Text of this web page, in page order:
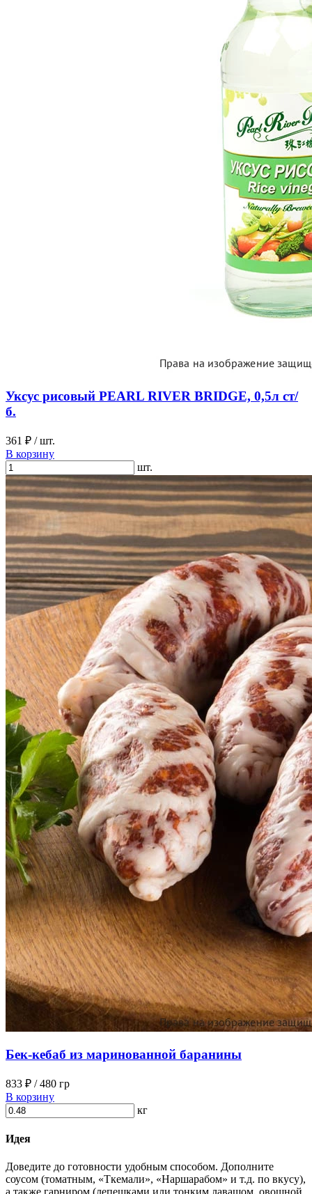
Уксус рисовый PEARL RIVER BRIDGE, 0,5л ст/
б.
361 ₽ / шт.
В корзину
шт.
Бек-кебаб из маринованной баранины
833 ₽ / 480 гр
В корзину
кг
Идея
Доведите до готовности удобным способом. Дополните
соусом (томатным, «Ткемали», «Наршарабом» и т.д. по вкусу),
а также гарниром (лепешками или тонким лавашом, овощной